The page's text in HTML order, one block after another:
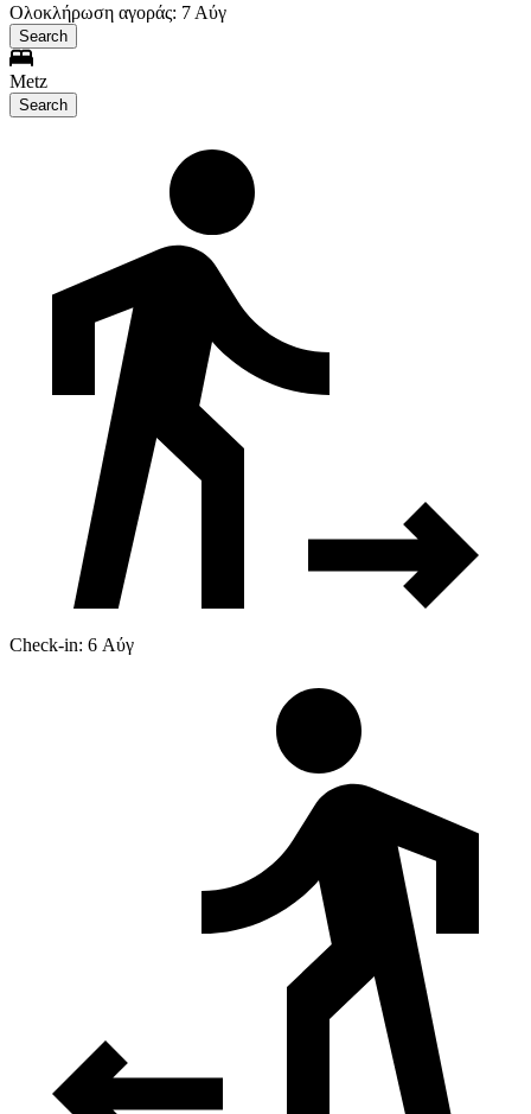
Ολοκλήρωση αγοράς: 7 Αύγ
Search
Metz
Search
Check-in: 6 Αύγ